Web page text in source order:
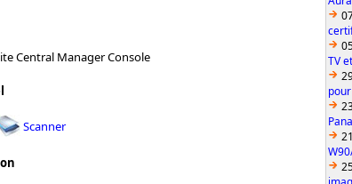
Central Manager Console
Scanner
TV